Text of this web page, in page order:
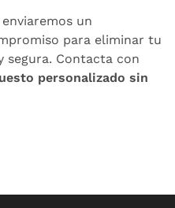
un
para eliminar tu
segura. Contacta con
personalizado sin